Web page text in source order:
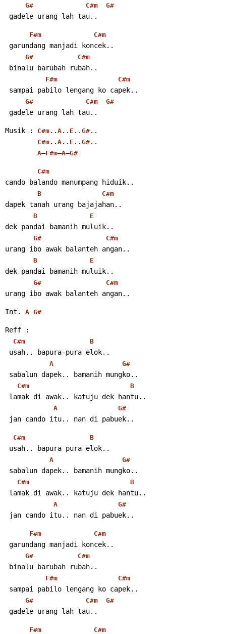
G# C#m G#
gadele urang lah tau..
F#m C#m
garundang manjadi koncek..
G# C#m
binalu barubah rubah..
F#m C#m
sampai pabilo lengang ko capek..
G# C#m G#
gadele urang lah tau..
Musik : C#m .. A .. E .. G# ..
C#m .. A .. E .. G# ..
A–F#m–A–G#
C#m
cando balando manumpang hiduik..
B C#m
dapek tanah urang bajajahan..
B E
dek pandai bamanih muluik..
G# C#m
urang ibo awak balanteh angan..
B E
dek pandai bamanih muluik..
G# C#m
urang ibo awak balanteh angan..
Int. A G#
Reff :
C#m B
usah.. bapura-pura elok..
A G#
sabalun dapek.. bamanih mungko..
C#m B
lamak di awak.. katuju dek hantu..
A G#
jan cando itu.. nan di pabuek..
C#m B
usah.. bapura pura elok..
A G#
sabalun dapek.. bamanih mungko..
C#m B
lamak di awak.. katuju dek hantu..
A G#
jan cando itu.. nan di pabuek..
F#m C#m
garundang manjadi koncek..
G# C#m
binalu barubah rubah..
F#m C#m
sampai pabilo lengang ko capek..
G# C#m G#
gadele urang lah tau..
F#m C#m